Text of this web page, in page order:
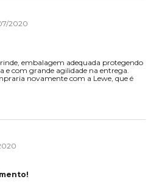
2020
embalagem adequada protegendo
e com grande agilidade na entrega.
novamente com a Lewe, que é